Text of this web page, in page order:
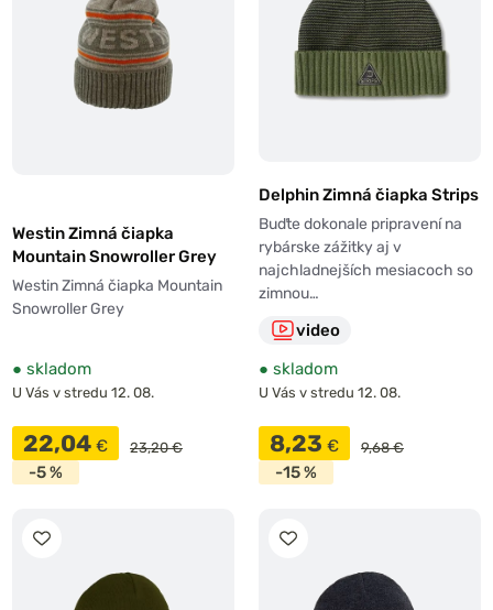
Westin Zimná čiapka
Mountain Snowroller Grey
Westin Zimná čiapka Mountain
Snowroller Grey
● skladom
U Vás v stredu 12. 08.
22,04 € 23,20 €
-5 %
Delphin Zimná čiapka Strips
Buďte dokonale pripravení na
rybárske zážitky aj v
najchladnejších mesiacoch so
zimnou…
video
● skladom
U Vás v stredu 12. 08.
8,23 € 9,68 €
-15 %